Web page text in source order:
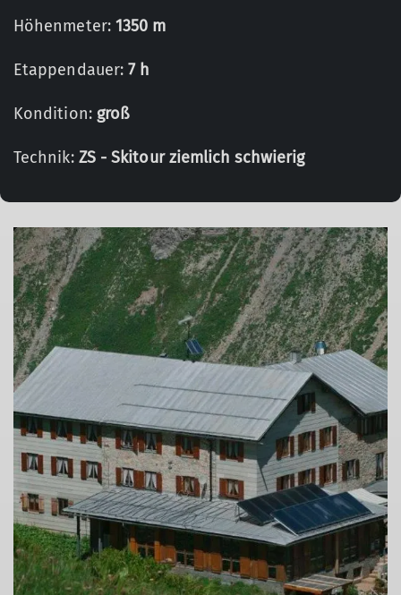
Höhenmeter: 1350 m
Etappendauer:7 h
Kondition: groß
Technik: ZS - Skitour ziemlich schwierig